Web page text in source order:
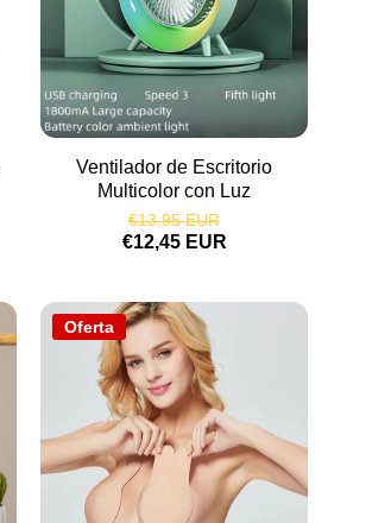
Ventilador de Escritorio
Multicolor con Luz
€13,95 EUR
€12,45 EUR
Oferta